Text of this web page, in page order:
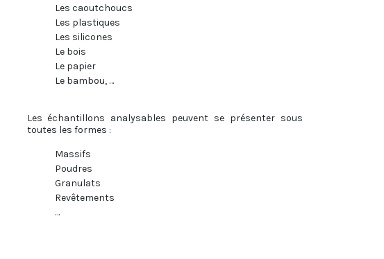
Les caoutchoucs
Les plastiques
Les silicones
Le bois
Le papier
Le bambou, …
Les échantillons analysables peuvent se présenter sous
toutes les formes :
Massifs
Poudres
Granulats
Revêtements
…